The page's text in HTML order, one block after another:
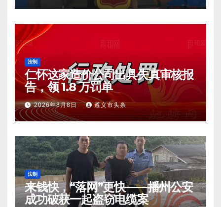
法制
仁怀这家造价公司出具失真审核报
告，领 1.8 万罚单
2026年8月8日 遵义市头条
法制
来钱快，“落网”更快——播州公安
成功破获一起盗窃电缆案